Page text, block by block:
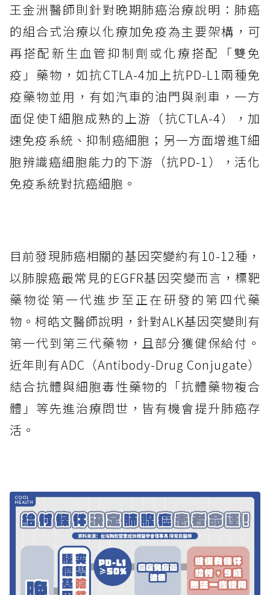
王金洲醫師則針對晚期肺癌治療說明：肺癌
的組合式治療以化療加免疫為主要架構，可
再搭配新生血管抑制劑或化療搭配「雙免
疫」藥物，如抗CTLA-4加上抗PD-L1兩種免
疫藥物並用，有如汽車的油門與剎車，一方
面促使T細胞成熟的上游（抗CTLA-4），加
速免疫系統、抑制癌細胞；另一方面增進T細
胞辨識癌細胞能力的下游（抗PD-1），活化
免疫系統對抗癌細胞。
目前發現肺癌相關的基因突變約有10-12種，
以肺腺癌最常見的EGFR基因突變而言，標靶
藥物從第一代進步至正在研發的第四代藥
物。柯皓文醫師說明，針對ALK基因突變則有
第一代到第三代藥物，且部分獲健保給付。
近年則有ADC（Antibody-Drug Conjugate）
結合抗體與細胞毒性藥物的「抗體藥物複合
體」等先進治療問世，皆有機會提升肺癌存
活。